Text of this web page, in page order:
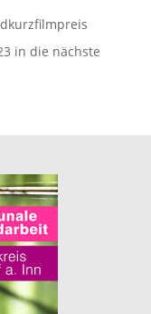
in die nächste